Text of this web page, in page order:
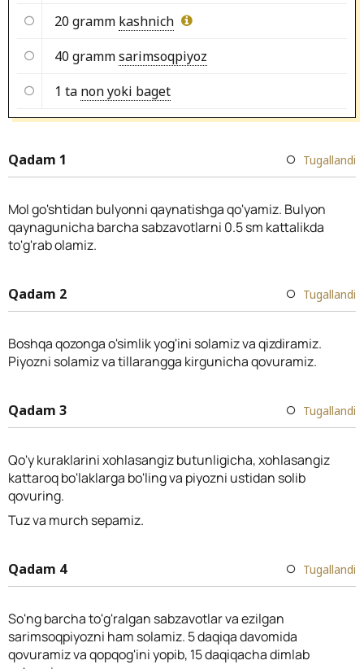
20 gramm kashnich
40 grammsarimsoqpiyoz
1 ta non yoki baget
Qadam 1 Tugallandi
Mol go'shtidan bulyonni qaynatishga qo'yamiz. Bulyon
qaynagunicha barcha sabzavotlarni 0.5 sm kattalikda
to'g'rab olamiz.
Qadam 2 Tugallandi
Boshqa qozonga o'simlik yog'ini solamiz va qizdiramiz.
Piyozni solamiz va tillarangga kirgunicha qovuramiz.
Qadam 3 Tugallandi
Qo'y kuraklarini xohlasangiz butunligicha, xohlasangiz
kattaroq bo'laklarga bo'ling va piyozni ustidan solib
qovuring.
Tuz va murch sepamiz.
Qadam 4 Tugallandi
So'ng barcha to'g'ralgan sabzavotlar va ezilgan
sarimsoqpiyozni ham solamiz. 5 daqiqa davomida
qovuramiz va qopqog'ini yopib, 15 daqiqacha dimlab